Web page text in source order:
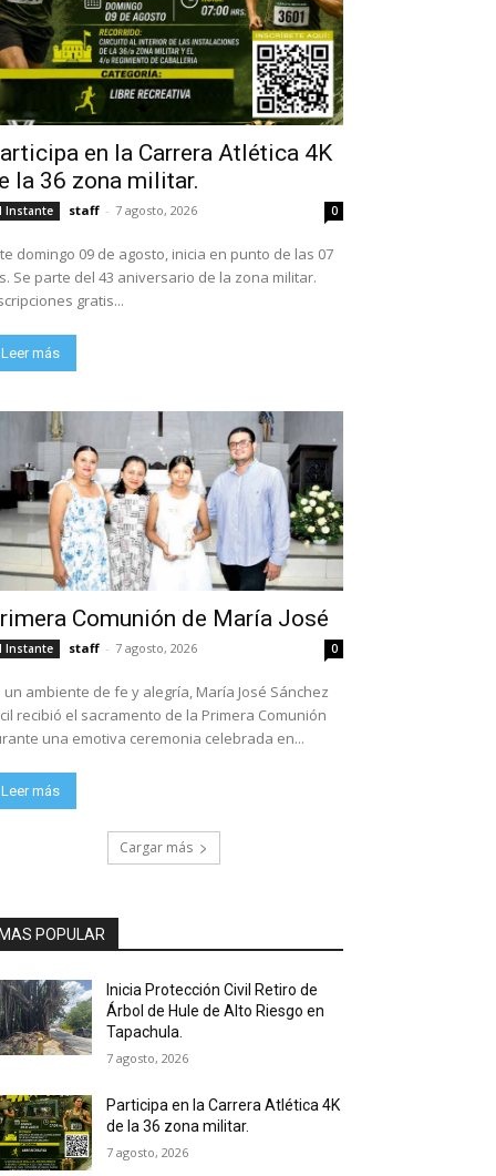
en la Carrera Atlética 4K
la 36 zona militar.
Instante staff - 7 agosto, 2026 0
domingo 09 de agosto, inicia en punto de las 07
militar.
gratis...
Leer más
Comunión de María José
Instante staff - 7 agosto, 2026 0
un ambiente de fe y alegría, María José Sánchez
recibió el sacramento de la Primera Comunión
una emotiva ceremonia celebrada en...
Leer más
Cargar más
POPULAR
Inicia Protección Civil Retiro de
Árbol de Hule de Alto Riesgo en
Tapachula.
7 agosto, 2026
Participa en la Carrera Atlética 4K
de la 36 zona militar.
7 agosto, 2026